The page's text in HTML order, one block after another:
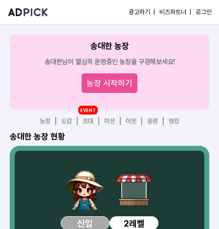
광고하기 | 비즈파트너 | 로그인
송대한 농장
송대한님이 열심히 운영중인 농장을 구경해보세요!
농장 시작하기
농장 도감 초대
EVENT
미션 이웃 응원 랭킹
송대한 농장 현황
신입 2레벨